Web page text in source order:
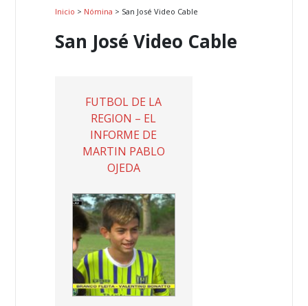
Inicio > Nómina > San José Video Cable
San José Video Cable
FUTBOL DE LA
REGION – EL
INFORME DE
MARTIN PABLO
OJEDA